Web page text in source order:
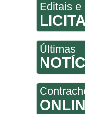
Editais e
Últimas